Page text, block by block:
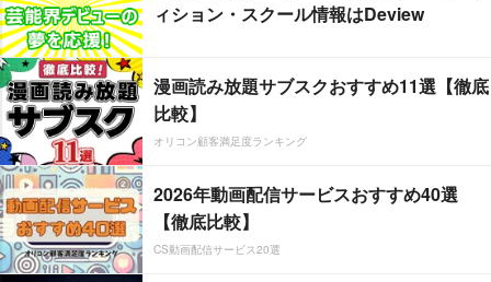
ィション・スクール情報はDeview
漫画読み放題サブスクおすすめ11選【徹底
比較】
オリコン顧客満足度ランキング
2026年動画配信サービスおすすめ40選
【徹底比較】
CS動画配信サービス20選